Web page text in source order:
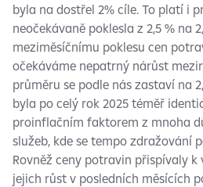
byla na dostřel 2% cíle. To platí i
neočekávaně poklesla z 2,5 % na
meziměsíčnímu poklesu cen
očekáváme nepatrný nárůst
průměru se podle nás zastaví na
byla po celý rok 2025 téměř
proinflačním faktorem z mnoha
služeb, kde se tempo zdražování
Rovněž ceny potravin přispívaly k
jejich růst v posledních měsících